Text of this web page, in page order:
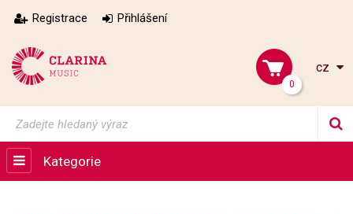
Registrace Přihlášení
0
cz
Kategorie